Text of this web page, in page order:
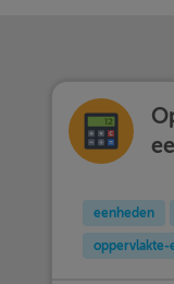
eenheden
oppervlakte-